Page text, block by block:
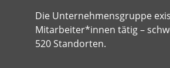
Die Unternehmensgruppe
Mitarbeiter*innen tätig –
520 Standorten.